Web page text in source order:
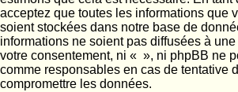
acceptez que toutes les informations que
soient stockées dans notre base de
informations ne soient pas diffusées à
votre consentement, ni « », ni phpBB ne
comme responsables en cas de tentative
compromettre les données.